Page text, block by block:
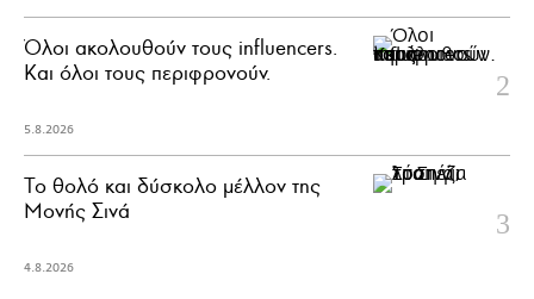
Όλοι ακολουθούν τους influencers.
Και όλοι τους περιφρονούν.
5.8.2026
Το θολό και δύσκολο μέλλον της
Μονής Σινά
4.8.2026